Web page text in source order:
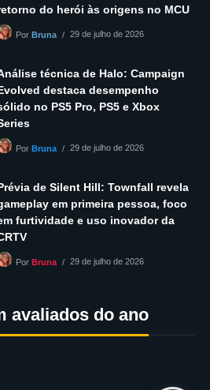
do herói às origens no MCU
PorBruna 29 de julho de 2026
técnica de Halo: Campaign
destaca desempenho
no PS5 Pro, PS5 e Xbox
PorBruna 29 de julho de 2026
de Silent Hill: Townfall revela
em primeira pessoa, foco
furtividade e uso inovador da
PorBruna 29 de julho de 2026
avaliados do ano